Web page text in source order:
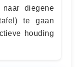
diegene
te gaan
houding